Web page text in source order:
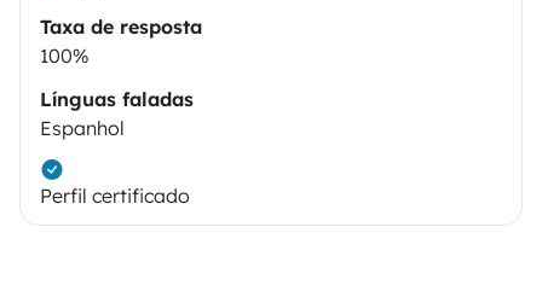
Taxa de resposta
100%
Línguas faladas
Espanhol
Perfil certificado